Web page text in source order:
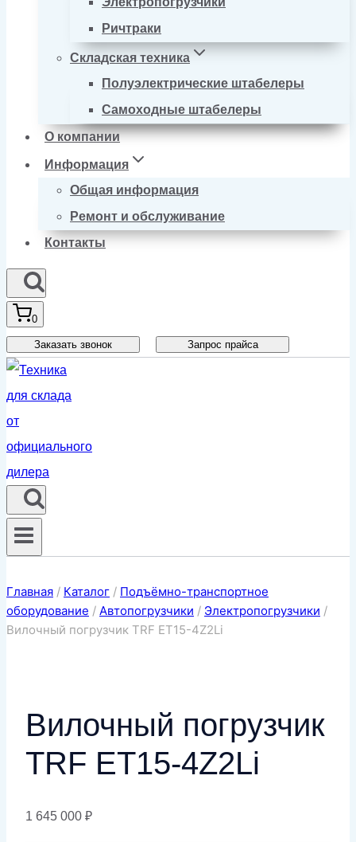
Ричтраки
Складская техника
Полуэлектрические штабелеры
Самоходные штабелеры
О компании
Информация
Общая информация
Ремонт и обслуживание
Контакты
0
Заказать звонок Запрос прайса
Главная / Каталог / Подъёмно-транспортное
оборудование / Автопогрузчики / Электропогрузчики /
Вилочный погрузчик TRF ET15-4Z2Li
Вилочный погрузчик
TRF ET15-4Z2Li
1 645 000 ₽